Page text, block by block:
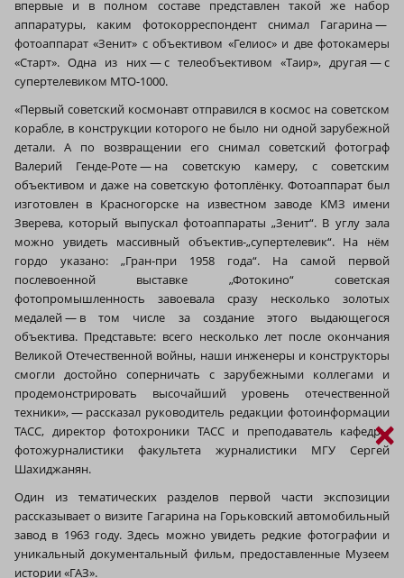
впервые и в полном составе представлен такой же набор
аппаратуры, каким фотокорреспондент снимал Гагарина —
фотоаппарат «Зенит» с объективом «Гелиос» и две фотокамеры
«Старт». Одна из них — с телеобъективом «Таир», другая — с
супертелевиком МТО-1000.
«Первый советский космонавт отправился в космос на советском
корабле, в конструкции которого не было ни одной зарубежной
детали. А по возвращении его снимал советский фотограф
Валерий Генде-Роте — на советскую камеру, с советским
объективом и даже на советскую фотоплёнку. Фотоаппарат был
изготовлен в Красногорске на известном заводе КМЗ имени
Зверева, который выпускал фотоаппараты „Зенит“. В углу зала
можно увидеть массивный объектив-„супертелевик“. На нём
гордо указано: „Гран‑при 1958 года“. На самой первой
послевоенной выставке „Фотокино“ советская
фотопромышленность завоевала сразу несколько золотых
медалей — в том числе за создание этого выдающегося
объектива. Представьте: всего несколько лет после окончания
Великой Отечественной войны, наши инженеры и конструкторы
смогли достойно соперничать с зарубежными коллегами и
продемонстрировать высочайший уровень отечественной
техники», — рассказал руководитель редакции фотоинформации
ТАСС, директор фотохроники ТАСС и преподаватель кафедры
фотожурналистики факультета журналистики МГУ Сергей
Шахиджанян.
Один из тематических разделов первой части экспозиции
рассказывает о визите Гагарина на Горьковский автомобильный
завод в 1963 году. Здесь можно увидеть редкие фотографии и
уникальный документальный фильм, предоставленные Музеем
истории «ГАЗ».
×